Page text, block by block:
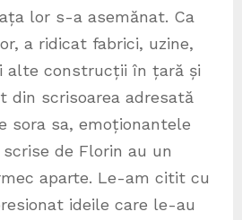
lor s-a asemănat. Ca
a ridicat fabrici, uzine,
alte construcții în țară și
din scrisoarea adresată
sora sa, emoționantele
de Florin au un
aparte. Le-am citit cu
ideile care le-au